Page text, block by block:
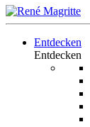
Entdecken
Entdecken